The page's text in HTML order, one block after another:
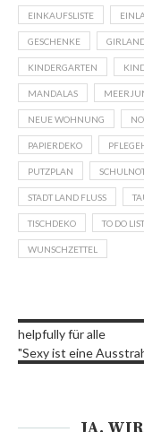
EINKAUFSLISTE
GESCHENKE
KINDERGARTEN
MANDALAS
NEUE WOHNUNG
PAPIERDEKO
PUTZPLAN
STADT LAND FLUSS
TISCHDEKO TO DO
WUNSCHZETTEL
helpfully für alle
"Sexy ist eine
JA,